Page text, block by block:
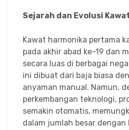
Sejarah dan Evolusi
Kawat harmonika pertama
pada akhir abad ke-19 dan
secara luas di berbagai
ini dibuat dari baja biasa
anyaman manual. Namun,
perkembangan teknologi,
semakin otomatis,
dalam jumlah besar